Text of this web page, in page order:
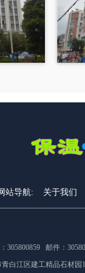
站导航: 关于我们
305800859 邮件：
青白江区建工精品石材园